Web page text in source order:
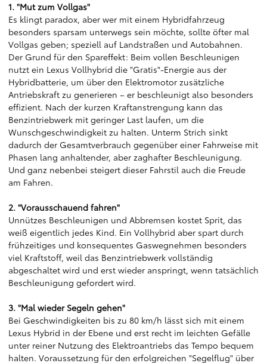
1. "Mut zum Vollgas"
Es klingt paradox, aber wer mit einem Hybridfahrzeug
besonders sparsam unterwegs sein möchte, sollte öfter mal
Vollgas geben; speziell auf Landstraßen und Autobahnen.
Der Grund für den Spareffekt: Beim vollen Beschleunigen
nutzt ein Lexus Vollhybrid die "Gratis"-Energie aus der
Hybridbatterie, um über den Elektromotor zusätzliche
Antriebskraft zu generieren – er beschleunigt also besonders
effizient. Nach der kurzen Kraftanstrengung kann das
Benzintriebwerk mit geringer Last laufen, um die
Wunschgeschwindigkeit zu halten. Unterm Strich sinkt
dadurch der Gesamtverbrauch gegenüber einer Fahrweise mit
Phasen lang anhaltender, aber zaghafter Beschleunigung.
Und ganz nebenbei steigert dieser Fahrstil auch die Freude
am Fahren.
2. "Vorausschauend fahren"
Unnützes Beschleunigen und Abbremsen kostet Sprit, das
weiß eigentlich jedes Kind. Ein Vollhybrid aber spart durch
frühzeitiges und konsequentes Gaswegnehmen besonders
viel Kraftstoff, weil das Benzintriebwerk vollständig
abgeschaltet wird und erst wieder anspringt, wenn tatsächlich
Beschleunigung gefordert wird.
3. "Mal wieder Segeln gehen"
Bei Geschwindigkeiten bis zu 80 km/h lässt sich mit einem
Lexus Hybrid in der Ebene und erst recht im leichten Gefälle
unter reiner Nutzung des Elektroantriebs das Tempo bequem
halten. Voraussetzung für den erfolgreichen "Segelflug" über